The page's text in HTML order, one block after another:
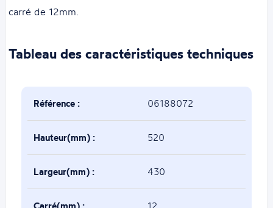
carré de 12mm.
Tableau des caractéristiques techniques
Référence : 06188072
Hauteur(mm) : 520
Largeur(mm) : 430